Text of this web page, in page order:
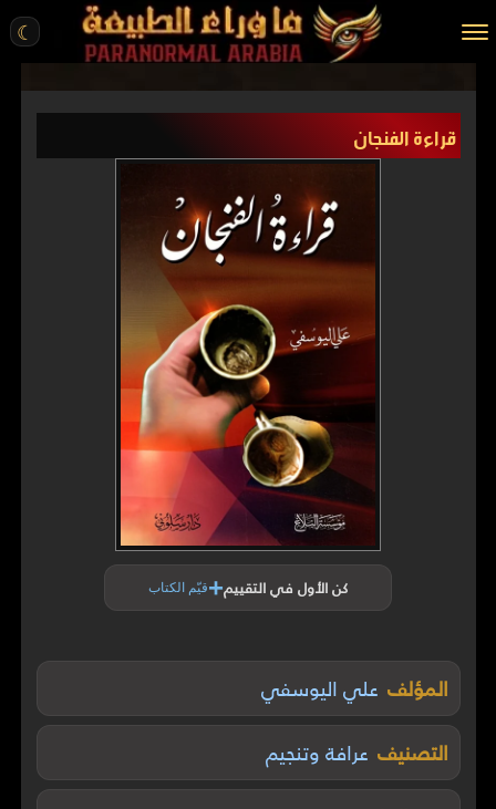
☾
الرئيسية
مقالات
قراءة الفنجان
كن الأول في التقييم+قيّم الكتاب
المؤلف علي اليوسفي
التصنيف عرافة وتنجيم